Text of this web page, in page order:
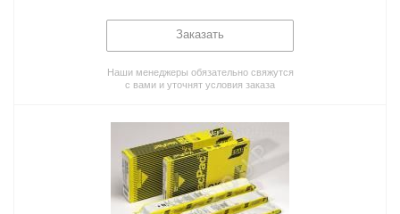
Заказать
Наши менеджеры обязательно свяжутся
с вами и уточнят условия заказа